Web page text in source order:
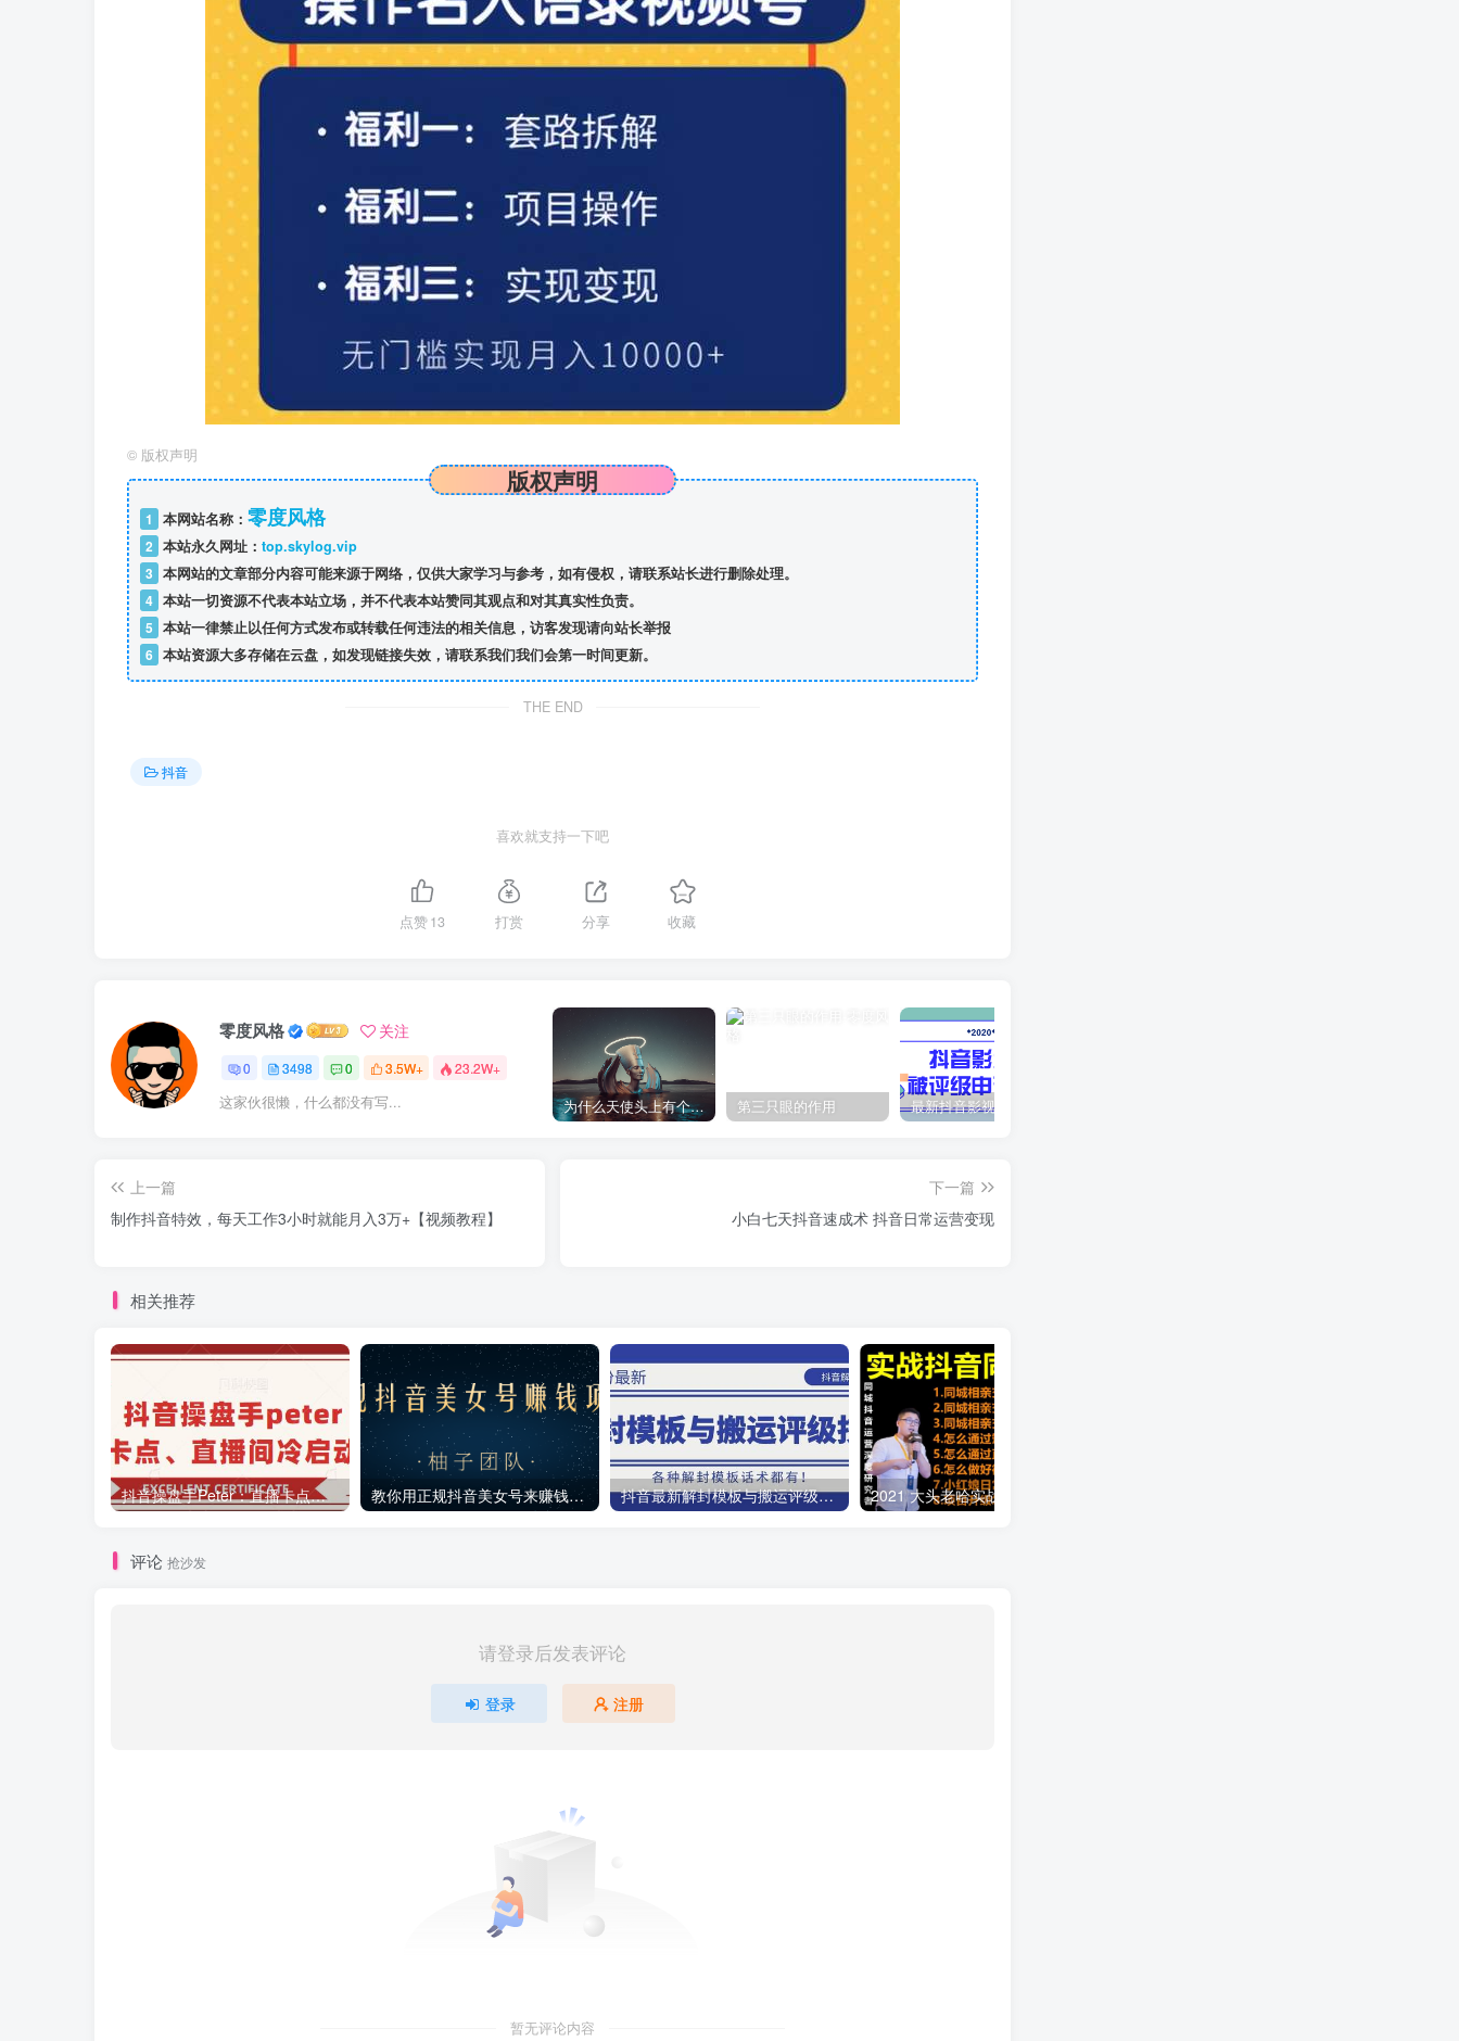
© 版权声明
版权声明
1 本网站名称： 零度风格
2 本站永久网址： top.skylog.vip
3 本网站的文章部分内容可能来源于网络，仅供大家学习与参考，如有侵权，请联系站长进行删除处理。
4 本站一切资源不代表本站立场，并不代表本站赞同其观点和对其真实性负责。
5 本站一律禁止以任何方式发布或转载任何违法的相关信息，访客发现请向站长举报
6 本站资源大多存储在云盘，如发现链接失效，请联系我们我们会第一时间更新。
THE END
抖音
喜欢就支持一下吧
点赞13 打赏 分享 收藏
零度风格 关注
0 3498 0 3.5W+ 23.2W+
这家伙很懒，什么都没有写... 为什么天使头上有个圈？ 第三只眼的作用
上一篇
制作抖音特效，每天工作3小时就能月入3万+【视频教程】
下一篇
小白七天抖音速成术 抖音日常运营变现
相关推荐
抖音操盘手Peter：直播卡点、直播间冷启动分享 教你用正规抖音美女号来赚钱，用一部手机快速达到千粉，简单操作轻松日入100+ 抖音最新解封模板与搬运评级技术！各种解封模板话术都有！
评论 抢沙发
请登录后发表评论
登录 注册
暂无评论内容